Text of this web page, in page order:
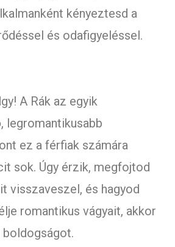
kényeztesd a
és odafigyeléssel.
A Rák az egyik
legromantikusabb
ez a férfiak számára
sok. Úgy érzik, megfojtod
visszaveszel, és hagyod
romantikus vágyait, akkor